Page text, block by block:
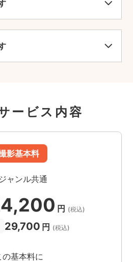
置する塩竈(しおがま)。こ
に鎮座する海の守り神で、
ービス内容
影基本料
ャンル共通
円 (税込)
29,700 円 (税込)
の基本料に